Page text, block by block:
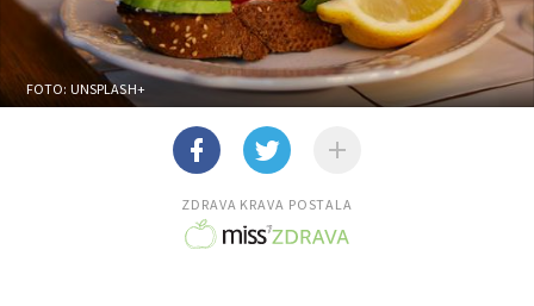
FOTO: UNSPLASH+
ZDRAVA KRAVA POSTALA